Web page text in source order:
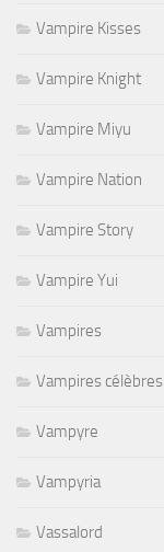
Vampire Kisses
Vampire Knight
Vampire Miyu
Vampire Nation
Vampire Story
Vampire Yui
Vampires
Vampires célèbres
Vampyre
Vampyria
Vassalord